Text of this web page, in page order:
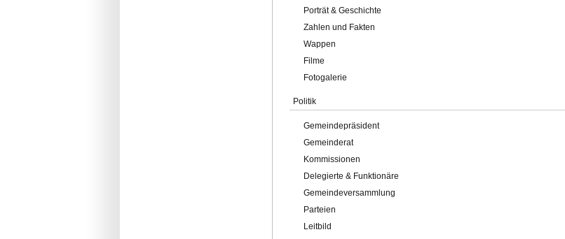
Porträt & Geschichte
Zahlen und Fakten
Wappen
Filme
Fotogalerie
Politik
Gemeindepräsident
Gemeinderat
Kommissionen
Delegierte & Funktionäre
Gemeindeversammlung
Parteien
Leitbild